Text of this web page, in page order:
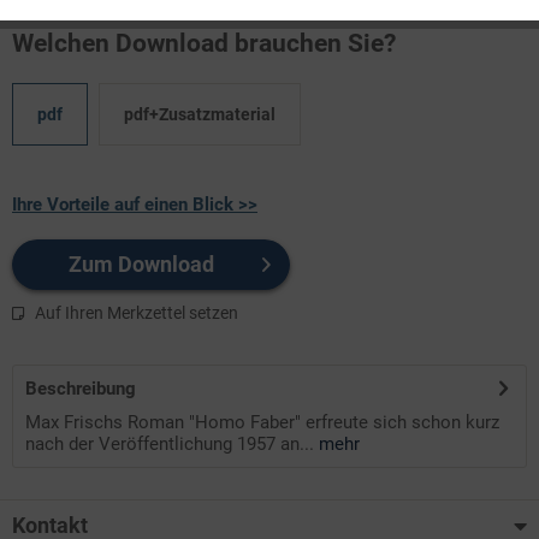
Welchen Download brauchen Sie?
pdf pdf+Zusatzmaterial
Ihre Vorteile auf einen Blick >>
Zum Download
Auf Ihren Merkzettel setzen
Beschreibung
Max Frischs Roman "Homo Faber" erfreute sich schon kurz
nach der Veröffentlichung 1957 an... mehr
Kontakt